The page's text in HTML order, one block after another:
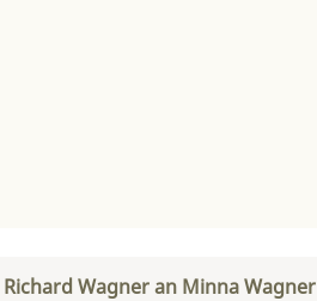
Wagner an Minna Wagner